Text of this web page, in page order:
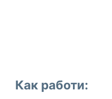
Как работи: